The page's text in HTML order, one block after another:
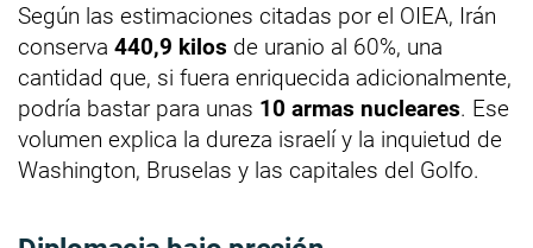
Según las estimaciones citadas por el OIEA, Irán
conserva 440,9 kilos de uranio al 60%, una
cantidad que, si fuera enriquecida adicionalmente,
podría bastar para unas 10 armas nucleares. Ese
volumen explica la dureza israelí y la inquietud de
Washington, Bruselas y las capitales del Golfo.